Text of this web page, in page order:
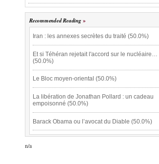
Recommended Reading
Iran : les annexes secrètes du traité (50.0%)
Et si Téhéran rejetait l'accord sur le nucléaire…
(50.0%)
Le Bloc moyen-oriental (50.0%)
La libération de Jonathan Pollard : un cadeau
empoisonné (50.0%)
Barack Obama ou l’avocat du Diable (50.0%)
n/a